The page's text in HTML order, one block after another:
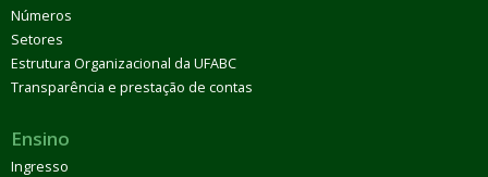
Números
Setores
Estrutura Organizacional da UFABC
Transparência e prestação de contas
Ensino
Ingresso